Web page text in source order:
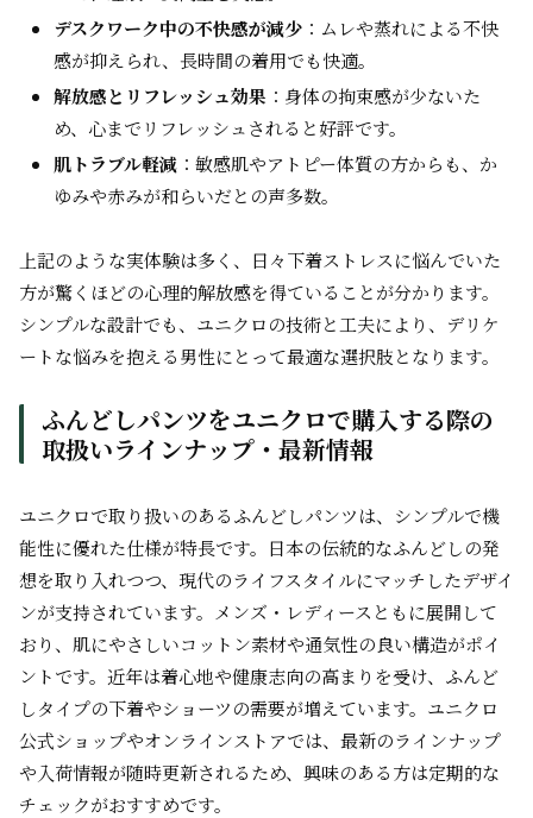
デスクワーク中の不快感が減少 ：ムレや蒸れによる不快
感が抑えられ、長時間の着用でも快適。
解放感とリフレッシュ効果 ：身体の拘束感が少ないた
め、心までリフレッシュされると好評です。
肌トラブル軽減 ：敏感肌やアトピー体質の方からも、か
ゆみや赤みが和らいだとの声多数。
上記のような実体験は多く、日々下着ストレスに悩んでいた
方が驚くほどの心理的解放感を得ていることが分かります。
シンプルな設計でも、ユニクロの技術と工夫により、デリケ
ートな悩みを抱える男性にとって最適な選択肢となります。
ふんどしパンツをユニクロで購入する際の
取扱いラインナップ・最新情報
ユニクロで取り扱いのあるふんどしパンツは、シンプルで機
能性に優れた仕様が特長です。日本の伝統的なふんどしの発
想を取り入れつつ、現代のライフスタイルにマッチしたデザイ
ンが支持されています。メンズ・レディースともに展開して
おり、肌にやさしいコットン素材や通気性の良い構造がポイ
ントです。近年は着心地や健康志向の高まりを受け、ふんど
しタイプの下着やショーツの需要が増えています。ユニクロ
公式ショップやオンラインストアでは、最新のラインナップ
や入荷情報が随時更新されるため、興味のある方は定期的な
チェックがおすすめです。